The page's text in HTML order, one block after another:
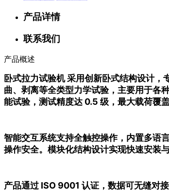
产品详情
联系我们
产品概述
卧式拉力试验机 采用创新卧式结构设计
曲、剥离等全类型力学试验，主要用于各
能试验，测试精度达 0.5 级，最大载荷覆
智能交互系统支持全触控操作，内置多语
操作安全。模块化结构设计实现快速安装
产品通过 ISO 9001 认证，数据可无缝对